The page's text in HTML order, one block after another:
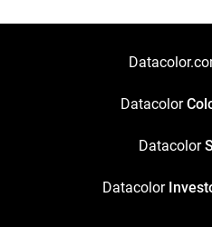
Datacolor
Datacolor
Datacolor